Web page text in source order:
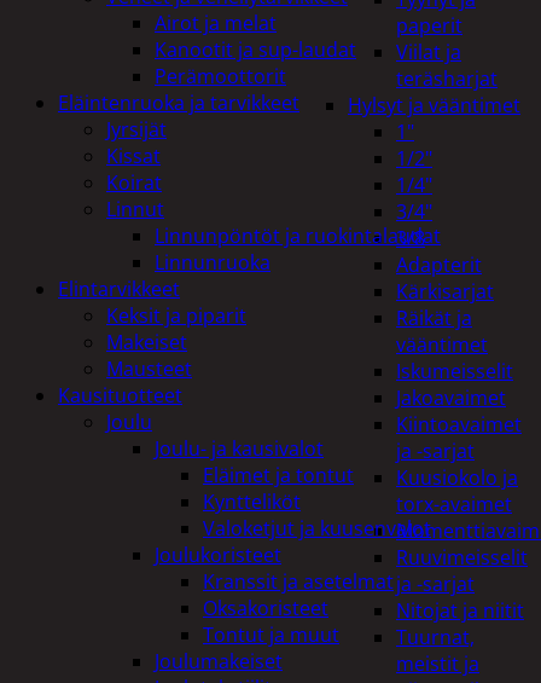
paperit
Viilat ja
teräsharjat
Hylsyt ja vääntimet
1"
1/2"
1/4"
3/4"
3/8
Adapterit
Kärkisarjat
Räikät ja
vääntimet
Iskumeisselit
Jakoavaimet
Kiintoavaimet
ja -sarjat
Kuusiokolo ja
torx-avaimet
Ruuvimeisselit
ja -sarjat
Nitojat ja niitit
Tuurnat,
meistit ja
Airot ja melat
Kanootit ja sup-laudat
Perämoottorit
Eläintenruoka ja tarvikkeet
Jyrsijät
Kissat
Koirat
Linnut
Linnunpöntöt ja ruokintalaudat
Linnunruoka
Elintarvikkeet
Keksit ja piparit
Makeiset
Mausteet
Kausituotteet
Joulu
Joulu- ja kausivalot
Eläimet ja tontut
Kyntteliköt
Valoketjut ja kuusenvalot
Joulukoristeet
Kranssit ja asetelmat
Oksakoristeet
Tontut ja muut
Joulumakeiset